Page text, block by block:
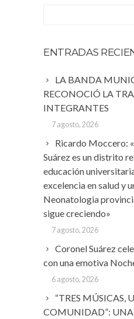
ENTRADAS
LA BANDA
RECONOCIÓ LA
INTEGRANTES
7 agosto, 2026
Ricardo Moccero:
Suárez es un distrito
educación
excelencia en salud y
Neonatologia
sigue creciendo»
7 agosto, 2026
Coronel Suárez
con una emotiva
6 agosto, 2026
“TRES MÚSICAS,
COMUNIDAD”: